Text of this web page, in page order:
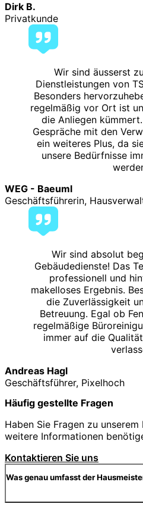
Dirk B.
Privatkunde
Wir sind äusserst
Dienstleistungen von
Besonders
regelmäßig vor Ort ist
die Anliegen
Gespräche mit den
ein weiteres Plus, da
unsere Bedürfnisse
WEG - Baeuml
Geschäftsführerin,
Wir sind absolut
Gebäudedienste! Das
professionell und
makelloses Ergebnis.
die Zuverlässigkeit
Betreuung. Egal ob
regelmäßige
immer auf die
Andreas Hagl
Geschäftsführer, Pixelhoch
Häufig gestellte Fragen
Haben Sie Fragen zu
weitere Informationen
Kontaktieren Sie uns
Was genau umfasst der